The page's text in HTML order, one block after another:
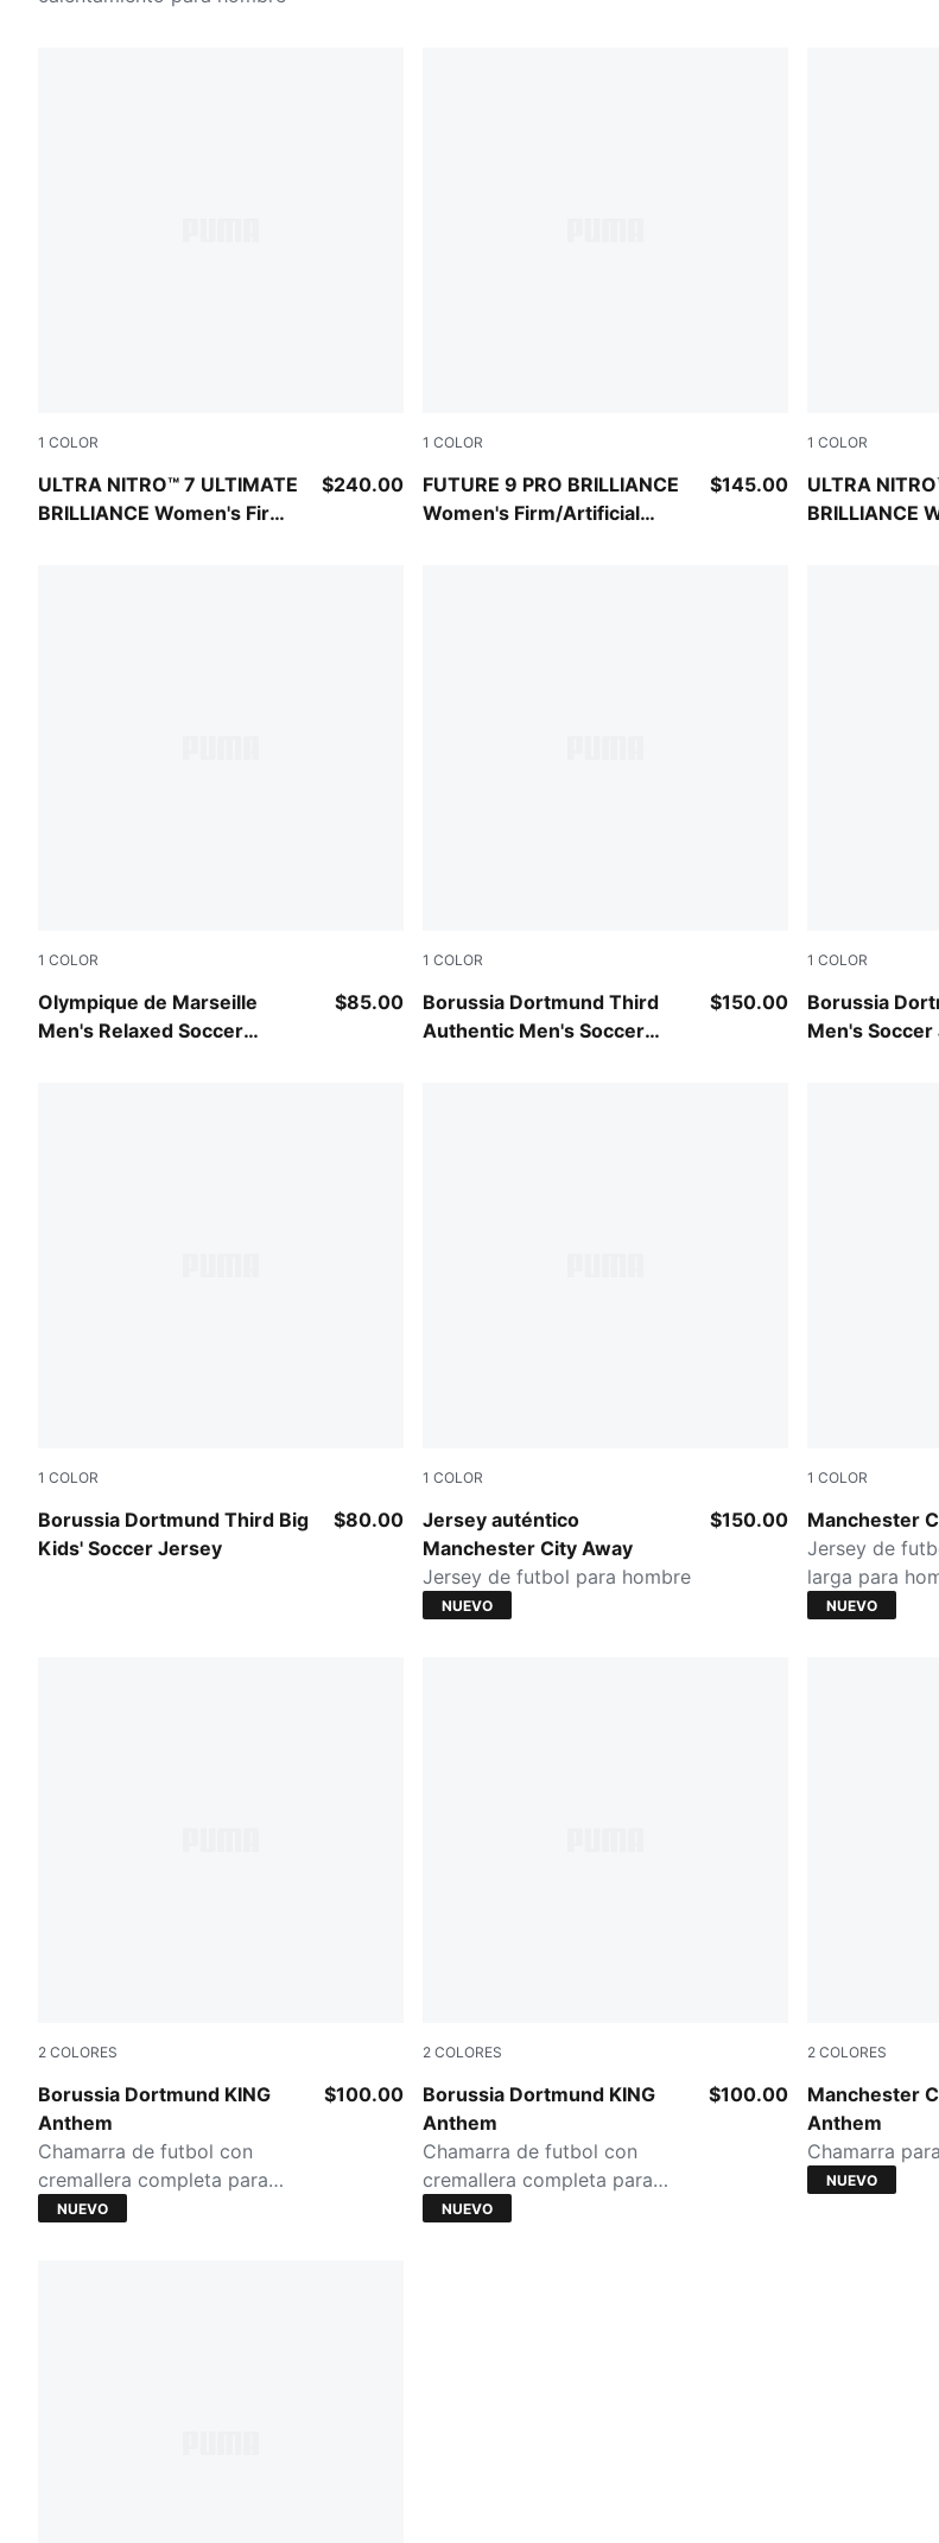
1 COLOR
ULTRA NITRO™ 7 ULTIMATE
BRILLIANCE Women's Firm
PUMA White-Ultra Orange-Pink Alert-Light Aqua
$240.00
1 COLOR
FUTURE 9 PRO BRILLIANCE
Women's Firm/Artificial
PUMA White-Ultra Orange-Pink Alert-Light Aqua
$145.00
1 COLOR
ULTRA
BRILLIANCE
PUMA White-
1 COLOR
Olympique de Marseille
Men's Relaxed Soccer
PUMA White-Bright Aqua $85.00
1 COLOR
Borussia Dortmund Third
Authentic Men's Soccer
Purple Glimmer-Yellow Alert $150.00
1 COLOR
Borussia
Men's
Purple
1 COLOR
Borussia Dortmund Third Big
Kids' Soccer Jersey
Purple Glimmer-Yellow Alert $80.00
1 COLOR
Jersey auténtico
Manchester City Away
PUMA Black-Flaxen
Jersey de futbol para hombre
$150.00
NUEVO
1 COLOR
Manchester
PUMA Black-
Jersey de
larga para
NUEVO
2 COLORES
Borussia Dortmund KING
Anthem
Flat Medium Gray-Yellow Alert
Chamarra de futbol con
cremallera completa para
hombre
$100.00
NUEVO
2 COLORES
Borussia Dortmund KING
Anthem
PUMA Black-Faster Yellow
Chamarra de futbol con
cremallera completa para
hombre
$100.00
NUEVO
2 COLORES
Manchester
Anthem
PUMA Black-
Chamarra
NUEVO